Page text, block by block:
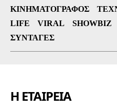
ΚΙΝΗΜΑΤΟΓΡΆΦΟΣ
LIFE
VIRAL SHOWBIZ
ΣΥΝΤΑΓΈΣ
Η ΕΤΑΙΡΕΙΑ